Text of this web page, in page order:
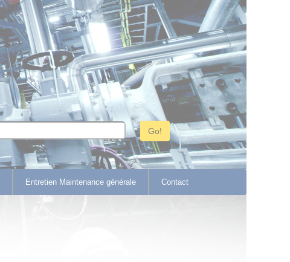
Entretien Maintenance générale Contact